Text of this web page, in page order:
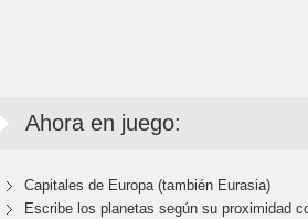
Ahora en juego:
Capitales de Europa (también Eurasia)
Escribe los planetas según su proximidad